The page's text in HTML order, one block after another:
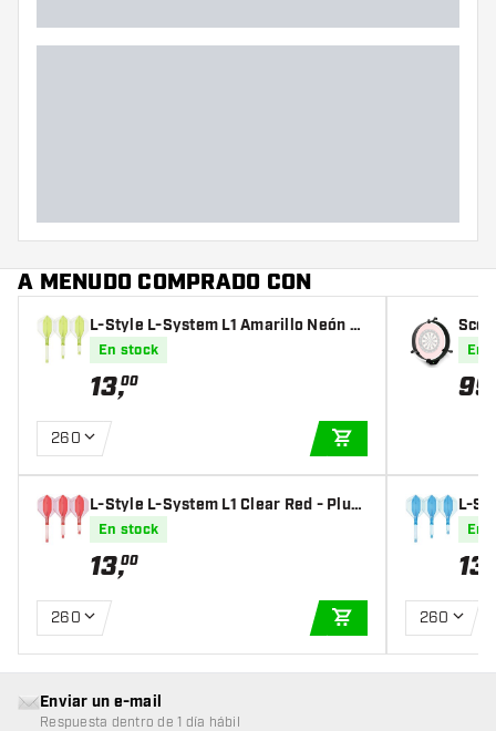
A MENUDO COMPRADO CON
L-Style L-System L1 Amarillo Neón -
Plumas Dardos
En stock
13,00
260
L-Style L-System L1 Clear Red - Plum
as Dardos
En stock
13,00
260
AÑADIR A LA
m
En
L-
En
13
260
Enviar un e-mail
Respuesta dentro de 1 día hábil